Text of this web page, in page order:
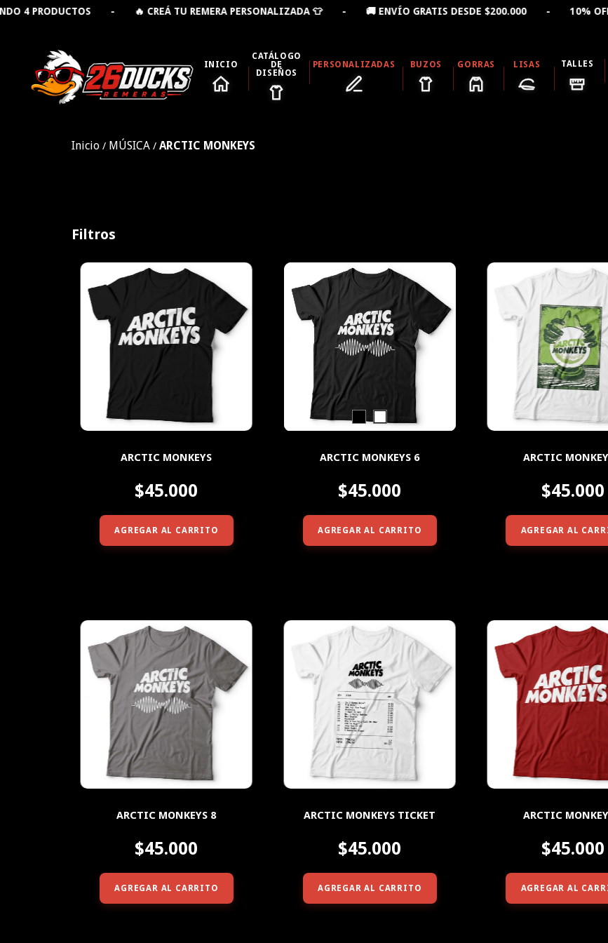
- 🔥 CREÁ TU REMERA PERSONALIZADA 👕 - 🚚 ENVÍO GRATIS DESDE $200.000 - 10% OFF
INICIO
CATÁLOGO
DE
DISEÑOS
PERSONALIZADAS BUZOS GORRAS LISAS TALLES
Inicio / MÚSICA / ARCTIC MONKEYS
Filtros
ARCTIC MONKEYS
$45.000
AGREGAR AL CARRITO
ARCTIC MONKEYS 6
$45.000
AGREGAR AL CARRITO
ARCTIC
$45.000
AGREGAR AL
ARCTIC MONKEYS 8
$45.000
AGREGAR AL CARRITO
ARCTIC MONKEYS TICKET
$45.000
AGREGAR AL CARRITO
ARCTIC
$45.000
AGREGAR AL